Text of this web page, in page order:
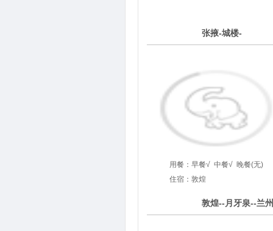
张掖-城楼-
用餐： 早餐√ 中餐√ 晚餐(无)
住宿：敦煌
敦煌--月牙泉--兰州